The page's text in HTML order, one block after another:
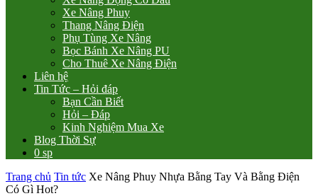
Xe Nâng Phuy
Thang Nâng Điện
Phụ Tùng Xe Nâng
Bọc Bánh Xe Nâng PU
Cho Thuê Xe Nâng Điện
Liên hệ
Tin Tức – Hỏi đáp
Bạn Cần Biết
Hỏi – Đáp
Kinh Nghiệm Mua Xe
Blog Thời Sự
0 sp
Trang chủ Tin tức Xe Nâng Phuy Nhựa Bằng Tay Và Bằng Điện
Có Gì Hot?